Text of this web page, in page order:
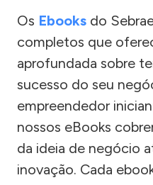
Os Ebooks do
completos que
aprofundada sobre
sucesso do seu
empreendedor
nossos eBooks
da ideia de negócio
inovação. Cada